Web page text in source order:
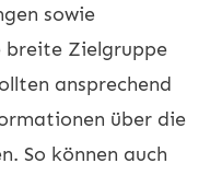
sowie
breite Zielgruppe
ansprechend
über die
So können auch